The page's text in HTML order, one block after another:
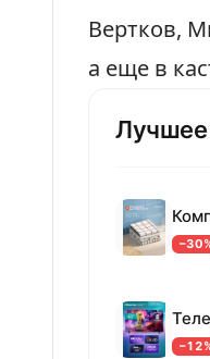
Вертков,
а еще в
Лучшее